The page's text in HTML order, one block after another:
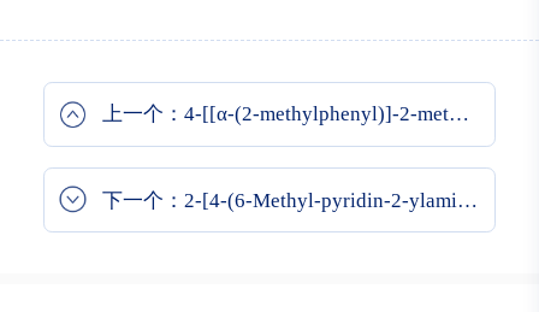
上一个：4-[[α-(2-methylphenyl)]-2-methylbenzyl]-5-methylimidazole
下一个：2-[4-(6-Methyl-pyridin-2-ylamino)-phenyl]-propionic acid methyl ester